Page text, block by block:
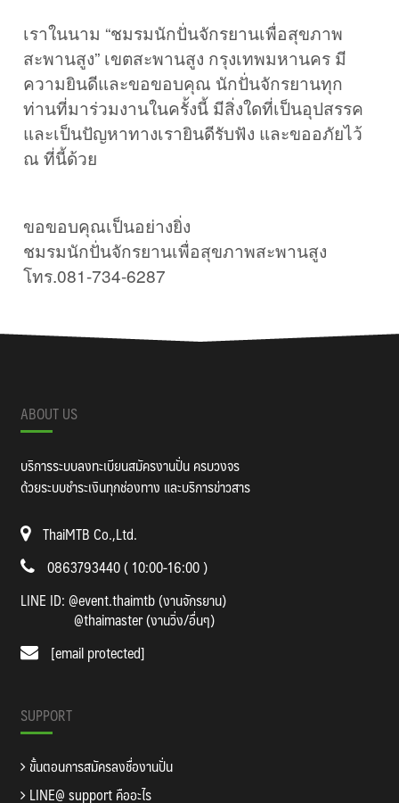
เราในนาม “ชมรมนักปั่นจักรยานเพื่อสุขภาพ
สะพานสูง” เขตสะพานสูง กรุงเทพมหานคร มี
ความยินดีและขอขอบคุณ นักปั่นจักรยานทุก
ท่านที่มาร่วมงานในครั้งนี้ มีสิ่งใดที่เป็นอุปสรรค
และเป็นปัญหาทางเรายินดีรับฟัง และขออภัยไว้
ณ ที่นี้ด้วย
ขอขอบคุณเป็นอย่างยิ่ง
ชมรมนักปั่นจักรยานเพื่อสุขภาพสะพานสูง
โทร.081-734-6287
ABOUT US
บริการระบบลงทะเบียนสมัครงานปั่น ครบวงจร
ด้วยระบบชำระเงินทุกช่องทาง และบริการข่าวสาร
ThaiMTB Co.,Ltd.
0863793440 ( 10:00-16:00 )
LINE ID:@event.thaimtb (งานจักรยาน)
@thaimaster (งานวิ่ง/อื่นๆ)
[email protected]
SUPPORT
ขั้นตอนการสมัครลงชื่องานปั่น
LINE@ support คืออะไร